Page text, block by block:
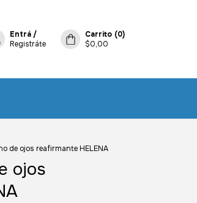
Entrá /
Registráte
Carrito (0)
$0,00
de ojos reafirmante HELENA
ojos